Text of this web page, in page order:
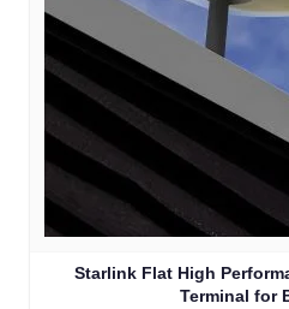
Starlink Flat High
Terminal for